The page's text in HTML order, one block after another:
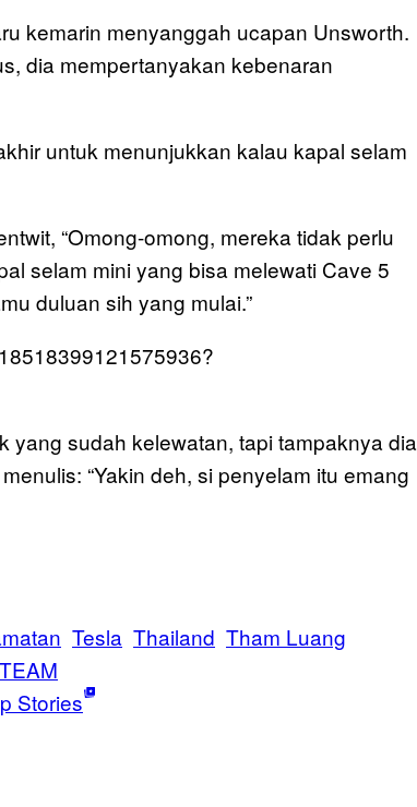
kemarin menyanggah ucapan Unsworth.
dia mempertanyakan kebenaran
untuk menunjukkan kalau kapal selam
“Omong-omong, mereka tidak perlu
selam mini yang bisa melewati Cave 5
duluan sih yang mulai.”
yang sudah kelewatan, tapi tampaknya dia
“Yakin deh, si penyelam itu emang
Tesla Thailand Tham Luang
Stories